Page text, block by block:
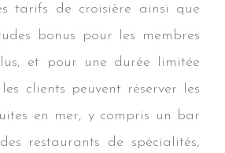
tarifs de croisière ainsi que
bonus pour les membres
et pour une durée limitée
clients peuvent réserver les
en mer, y compris un bar
restaurants de spécialités,